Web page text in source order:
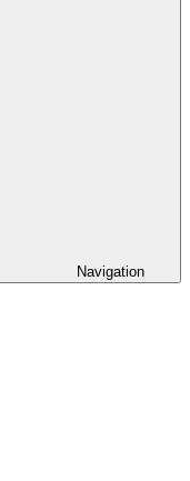
Navigation